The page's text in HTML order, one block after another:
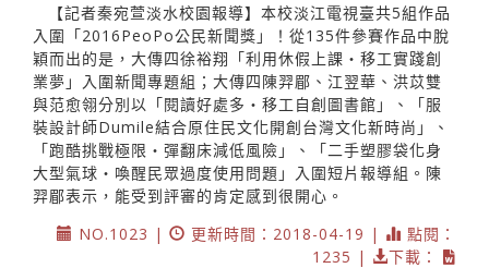
【記者秦宛萱淡水校園報導】本校淡江電視臺共5組作品
入圍「2016PeoPo公民新聞獎」！從135件參賽作品中脫
穎而出的是，大傳四徐裕翔「利用休假上課‧移工實踐創
業夢」入圍新聞專題組；大傳四陳羿郿、江翌華、洪苡雙
與范愈翎分別以「閱讀好處多‧移工自創圖書館」、「服
裝設計師Dumile結合原住民文化開創台灣文化新時尚」、
「跑酷挑戰極限‧彈翻床減低風險」、「二手塑膠袋化身
大型氣球‧喚醒民眾過度使用問題」入圍短片報導組。陳
羿郿表示，能受到評審的肯定感到很開心。
NO.1023 |
更新時間：2018-04-19 |
點閱：
1235 |
下載：